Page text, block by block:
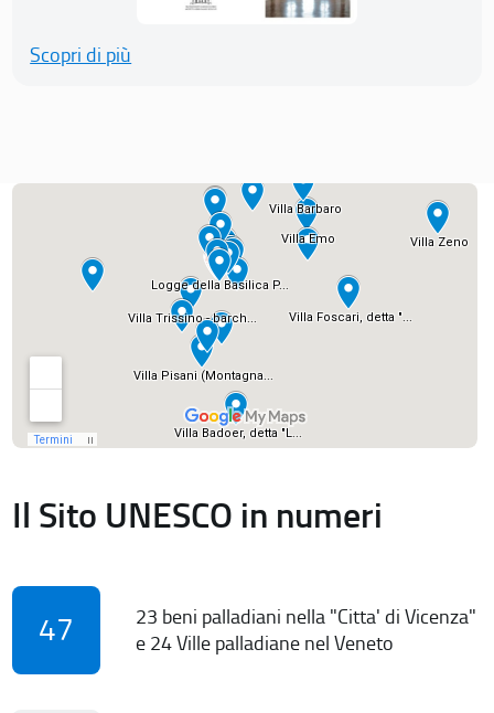
Scopri di più
Il Sito UNESCO in numeri
47
23 beni palladiani nella "Citta' di Vicenza"
e 24 Ville palladiane nel Veneto